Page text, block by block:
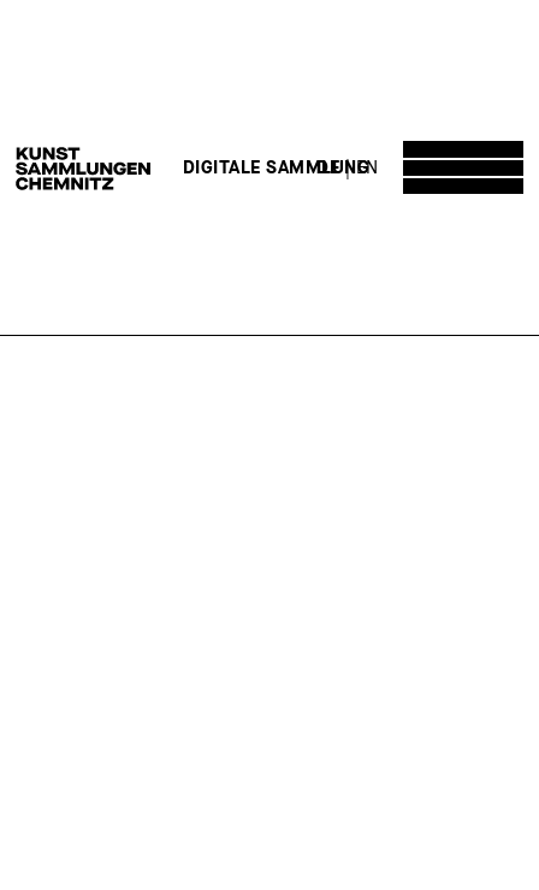
DE EN
DIGITALE SAMMLUNG